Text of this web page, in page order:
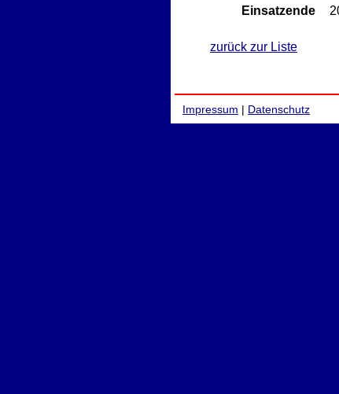
Einsatzende
zurück zur Liste
Impressum | Datenschutz